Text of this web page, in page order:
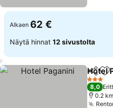
Alkaen 62 €
Näytä hinnat 12 sivustolta
Jaa
Hotel
3
8,0
0.2